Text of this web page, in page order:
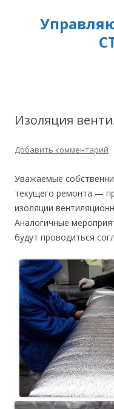
Изоляция
Добавить комментарий
Уважаемые
текущего ремонта —
изоляции
Аналогичные
будут проводиться